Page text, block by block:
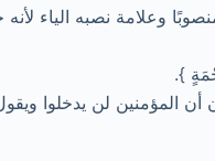
وعلامة نصبه الياء
}.
أن المؤمنين لن يدخلوا